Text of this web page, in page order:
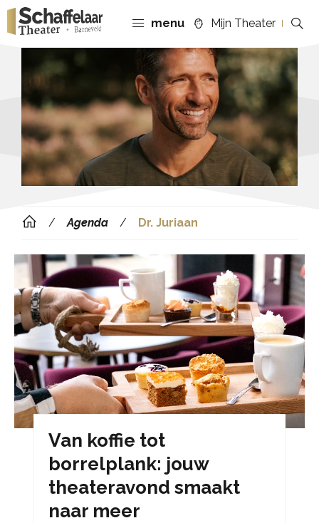
menu Mijn Theater
Agenda Dr. Juriaan
Van koffie tot
borrelplank: jouw
theateravond smaakt
naar meer